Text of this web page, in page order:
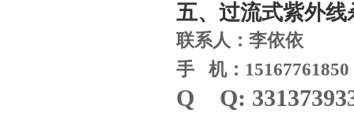
五、过流式紫外
联系人：李依依
手 机：15167761850
Q Q: